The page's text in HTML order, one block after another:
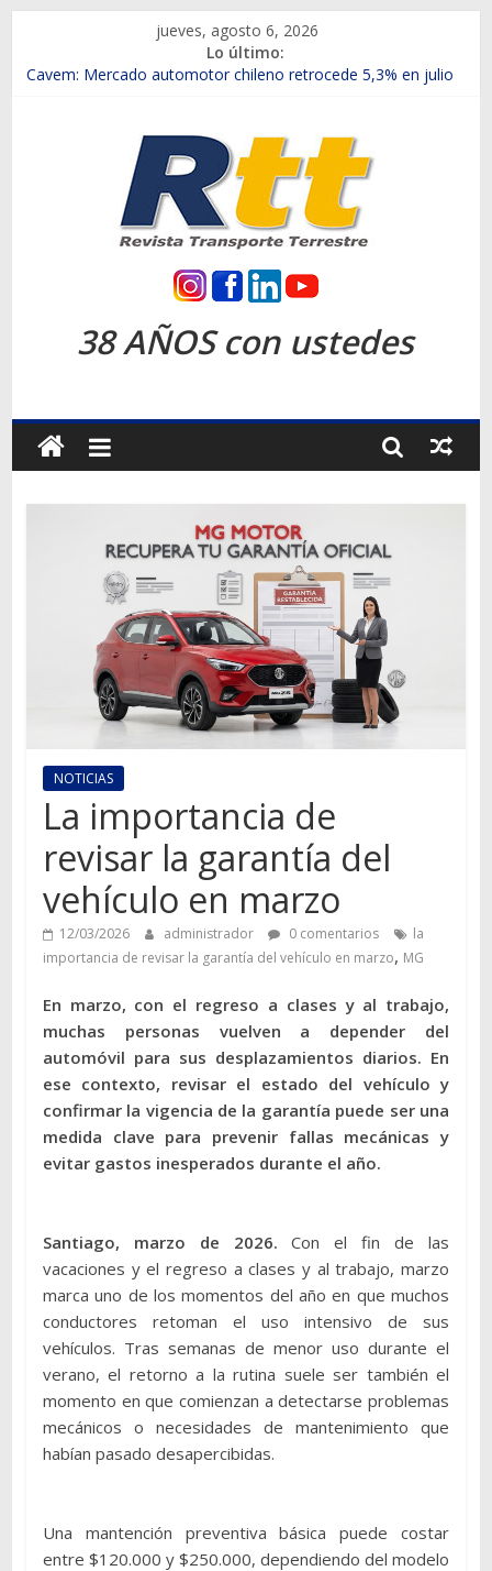
contenido
jueves, agosto 6, 2026
Lo último:
Chile es el primer mercado internacional en lanzar la nueva
Salfa suma vehículos electrificados de Chevrolet en el Biobío
Samex amplía su red con nuevas sucursales en Rancagua y
SINOTRUK Pick-ups presentó la recién estrenada Bolden en
la Expo Compras Públicas 2026
Revista
Transporte
Terrestre
camiones,
información
transporte
38 AÑOS con ustedes
NOTICIAS
La importancia de
revisar la garantía del
vehículo en marzo
12/03/2026 administrador 0 comentarios
la
importancia de revisar la garantía del vehículo en marzo, MG
En marzo, con el regreso a clases y al trabajo,
muchas personas vuelven a depender del
automóvil para sus desplazamientos diarios. En
ese contexto, revisar el estado del vehículo y
confirmar la vigencia de la garantía puede ser una
medida clave para prevenir fallas mecánicas y
evitar gastos inesperados durante el año.
Santiago, marzo de 2026. Con el fin de las
vacaciones y el regreso a clases y al trabajo, marzo
marca uno de los momentos del año en que muchos
conductores retoman el uso intensivo de sus
vehículos. Tras semanas de menor uso durante el
verano, el retorno a la rutina suele ser también el
momento en que comienzan a detectarse problemas
mecánicos o necesidades de mantenimiento que
habían pasado desapercibidas.
Una mantención preventiva básica puede costar
entre $120.000 y $250.000, dependiendo del modelo